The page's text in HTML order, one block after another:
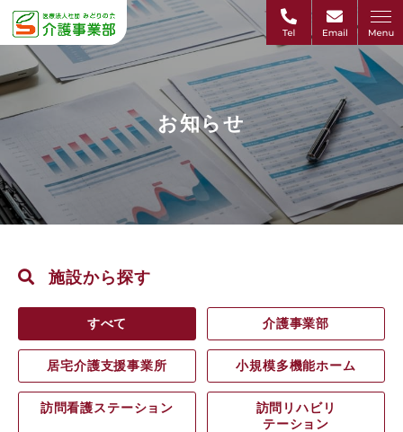
お知らせ
施設から探す
すべて 介護事業部
居宅介護支援事業所 小規模多機能ホーム
訪問看護ステーション
訪問リハビリ
テーション